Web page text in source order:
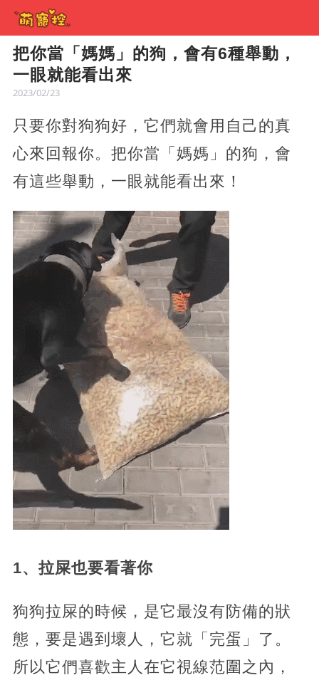
把你當「媽媽」的狗，會有6種舉動，
一眼就能看出來
2023/02/23
只要你對狗狗好，它們就會用自己的真
心來回報你。把你當「媽媽」的狗，會
有這些舉動，一眼就能看出來！
1、拉屎也要看著你
狗狗拉屎的時候，是它最沒有防備的狀
態，要是遇到壞人，它就「完蛋」了。
所以它們喜歡主人在它視線范圍之內，